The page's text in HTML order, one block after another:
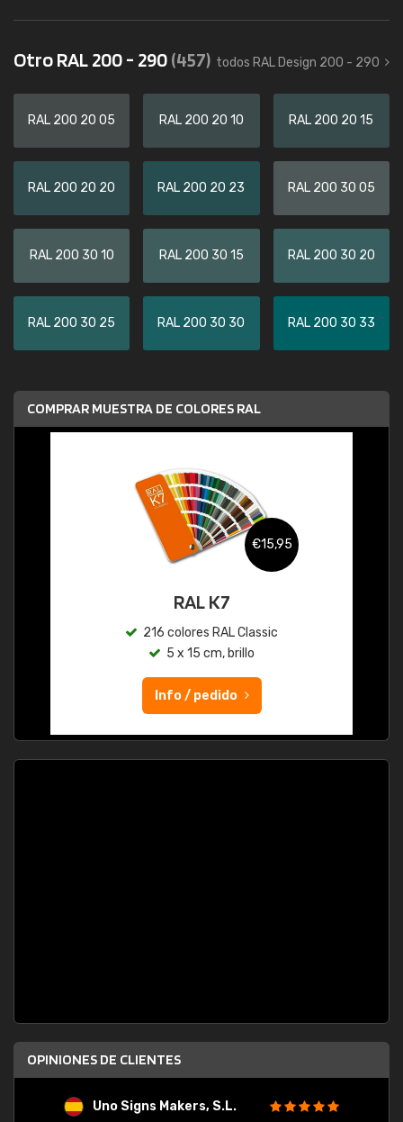
Otro RAL 200 - 290(457) todos RAL Design 200 - 290
RAL 200 20 05 RAL 200 20 10 RAL 200 20 15
RAL 200 20 20 RAL 200 20 23 RAL 200 30 05
RAL 200 30 10 RAL 200 30 15 RAL 200 30 20
RAL 200 30 25 RAL 200 30 30 RAL 200 30 33
COMPRAR MUESTRA DE COLORES RAL
€15,95
RAL K7
216 colores RAL Classic
5 x 15 cm, brillo
Info / pedido
OPINIONES DE CLIENTES
Uno Signs Makers, S.L.